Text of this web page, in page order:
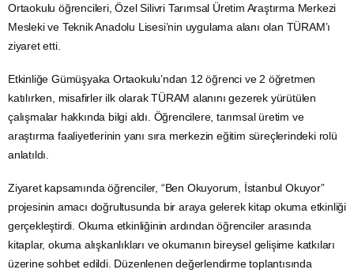
Ortaokulu öğrencileri, Özel Silivri Tarımsal Üretim Araştırma Merkezi
Mesleki ve Teknik Anadolu Lisesi’nin uygulama alanı olan TÜRAM’ı
ziyaret etti.
Etkinliğe Gümüşyaka Ortaokulu’ndan 12 öğrenci ve 2 öğretmen
katılırken, misafirler ilk olarak TÜRAM alanını gezerek yürütülen
çalışmalar hakkında bilgi aldı. Öğrencilere, tarımsal üretim ve
araştırma faaliyetlerinin yanı sıra merkezin eğitim süreçlerindeki rolü
anlatıldı.
Ziyaret kapsamında öğrenciler, “Ben Okuyorum, İstanbul Okuyor”
projesinin amacı doğrultusunda bir araya gelerek kitap okuma etkinliği
gerçekleştirdi. Okuma etkinliğinin ardından öğrenciler arasında
kitaplar, okuma alışkanlıkları ve okumanın bireysel gelişime katkıları
üzerine sohbet edildi. Düzenlenen değerlendirme toplantısında